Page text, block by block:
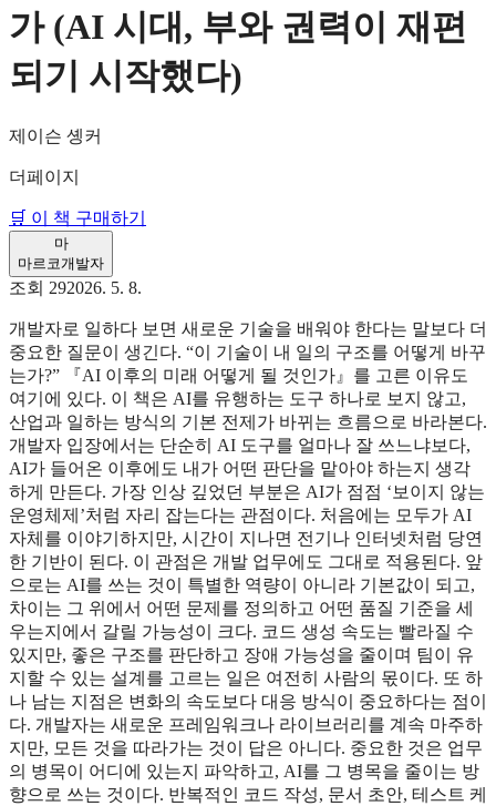
가 (AI 시대, 부와 권력이 재편
되기 시작했다)
제이슨 솅커
더페이지
🛒 이 책 구매하기
마
마르코 개발자
조회 292026. 5. 8.
개발자로 일하다 보면 새로운 기술을 배워야 한다는 말보다 더
중요한 질문이 생긴다. “이 기술이 내 일의 구조를 어떻게 바꾸
는가?” 『AI 이후의 미래 어떻게 될 것인가』를 고른 이유도
여기에 있다. 이 책은 AI를 유행하는 도구 하나로 보지 않고,
산업과 일하는 방식의 기본 전제가 바뀌는 흐름으로 바라본다.
개발자 입장에서는 단순히 AI 도구를 얼마나 잘 쓰느냐보다,
AI가 들어온 이후에도 내가 어떤 판단을 맡아야 하는지 생각
하게 만든다. 가장 인상 깊었던 부분은 AI가 점점 ‘보이지 않는
운영체제’처럼 자리 잡는다는 관점이다. 처음에는 모두가 AI
자체를 이야기하지만, 시간이 지나면 전기나 인터넷처럼 당연
한 기반이 된다. 이 관점은 개발 업무에도 그대로 적용된다. 앞
으로는 AI를 쓰는 것이 특별한 역량이 아니라 기본값이 되고,
차이는 그 위에서 어떤 문제를 정의하고 어떤 품질 기준을 세
우는지에서 갈릴 가능성이 크다. 코드 생성 속도는 빨라질 수
있지만, 좋은 구조를 판단하고 장애 가능성을 줄이며 팀이 유
지할 수 있는 설계를 고르는 일은 여전히 사람의 몫이다. 또 하
나 남는 지점은 변화의 속도보다 대응 방식이 중요하다는 점이
다. 개발자는 새로운 프레임워크나 라이브러리를 계속 마주하
지만, 모든 것을 따라가는 것이 답은 아니다. 중요한 것은 업무
의 병목이 어디에 있는지 파악하고, AI를 그 병목을 줄이는 방
향으로 쓰는 것이다. 반복적인 코드 작성, 문서 초안, 테스트 케